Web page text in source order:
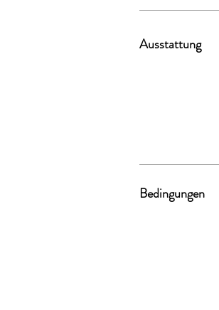
Ausstattung
Bedingungen